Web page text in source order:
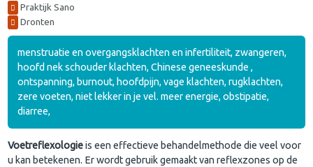
Praktijk Sano
Dronten
menstruatie en overgangsklachten en infertiliteit, zwangeren,
hoofd nek schouder klachten, Chinese geneeskunde ,
ontspanning, burnout, hoofdpijn, vage klachten, rugklachten,
zere voeten, niet lekker in je vel. meer energie, obstipatie,
diarree,
Voetreflexologieis een effectieve behandelmethode die veel voor
u kan betekenen. Er wordt gebruik gemaakt van reflexzones op de